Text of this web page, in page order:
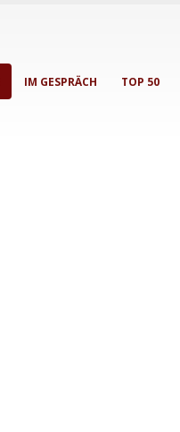
IM GESPRÄCH TOP 50